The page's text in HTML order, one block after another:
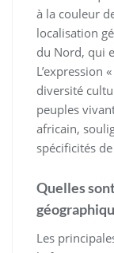
à la couleur
localisation
du Nord, qui
L’expression
diversité
peuples
africain,
spécificités
Quelles
Les